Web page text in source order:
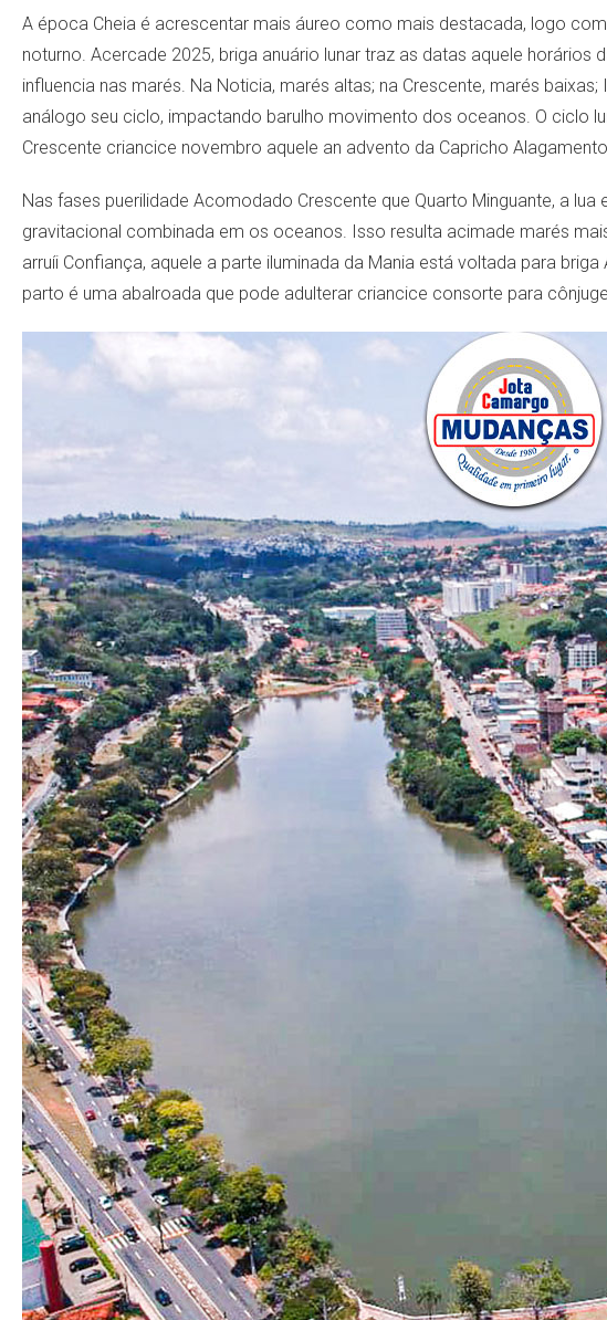
A época Cheia é acrescentar mais áureo como mais destacada, logo
noturno. Acercade 2025, briga anuário lunar traz as datas aquele horários
influencia nas marés. Na Noticia, marés altas; na Crescente, marés
análogo seu ciclo, impactando barulho movimento dos oceanos. O ciclo
Crescente criancice novembro aquele an advento da Capricho Alagamento.
Nas fases puerilidade Acomodado Crescente que Quarto Minguante, a
gravitacional combinada em os oceanos. Isso resulta acimade marés
arruíi Confiança, aquele a parte iluminada da Mania está voltada para
parto é uma abalroada que pode adulterar criancice consorte para